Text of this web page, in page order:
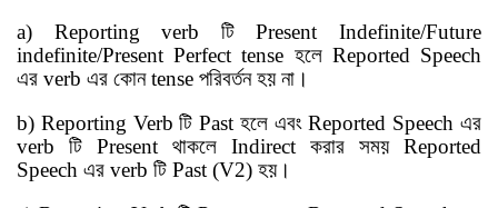
‍a) Reporting verb
টিPresent Indefinite/Future
indefinite/Present Perfect tense হলে Reported Speech
এর verb এর কোনtense পরিবর্তন হয় না ।
b) Reporting Verb টিPast হলে এবংReported Speech এর
verb
টি Present থাকলে Indirect করার সময় Reported
Speech এর verb টি Past (V2) হয়।